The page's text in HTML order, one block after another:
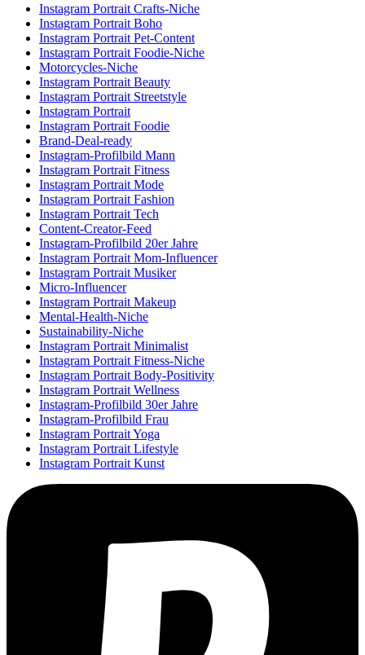
Instagram Portrait Crafts-Niche
Instagram Portrait Boho
Instagram Portrait Pet-Content
Instagram Portrait Foodie-Niche
Motorcycles-Niche
Instagram Portrait Beauty
Instagram Portrait Streetstyle
Instagram Portrait
Instagram Portrait Foodie
Brand-Deal-ready
Instagram-Profilbild Mann
Instagram Portrait Fitness
Instagram Portrait Mode
Instagram Portrait Fashion
Instagram Portrait Tech
Content-Creator-Feed
Instagram-Profilbild 20er Jahre
Instagram Portrait Mom-Influencer
Instagram Portrait Musiker
Micro-Influencer
Instagram Portrait Makeup
Mental-Health-Niche
Sustainability-Niche
Instagram Portrait Minimalist
Instagram Portrait Fitness-Niche
Instagram Portrait Body-Positivity
Instagram Portrait Wellness
Instagram-Profilbild 30er Jahre
Instagram-Profilbild Frau
Instagram Portrait Yoga
Instagram Portrait Lifestyle
Instagram Portrait Kunst